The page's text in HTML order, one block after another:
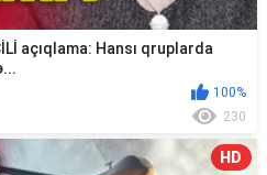
açıqlama: Hansı qruplarda
100%
230
HD